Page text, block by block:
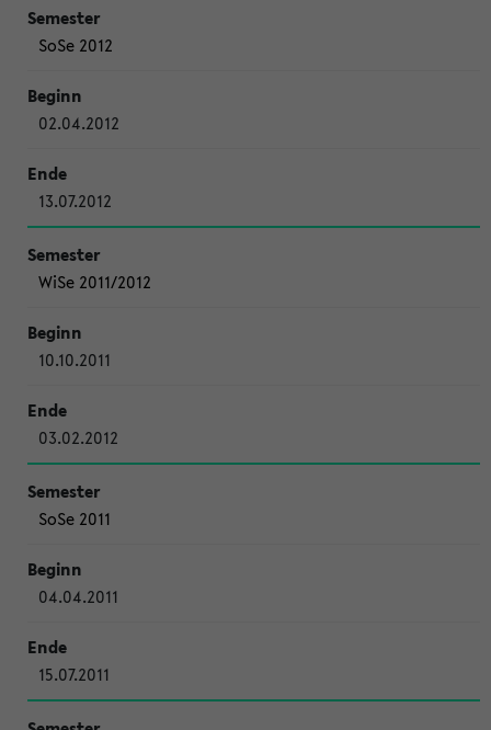
SoSe 2012
02.04.2012
13.07.2012
WiSe 2011/2012
10.10.2011
03.02.2012
SoSe 2011
04.04.2011
15.07.2011